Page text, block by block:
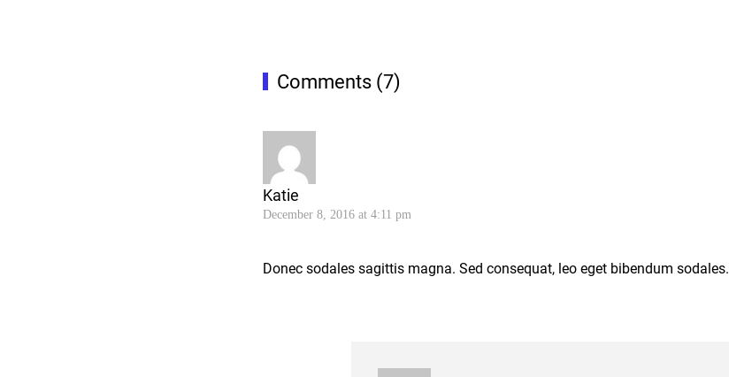
Comments (7)
Katie
December 8, 2016 at 4:11 pm
Donec sodales sagittis magna. Sed consequat, leo eget bibendum sodales.